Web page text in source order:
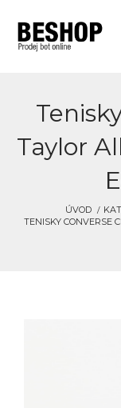
Taylor
ÚVOD
TENISKY CONVERSE